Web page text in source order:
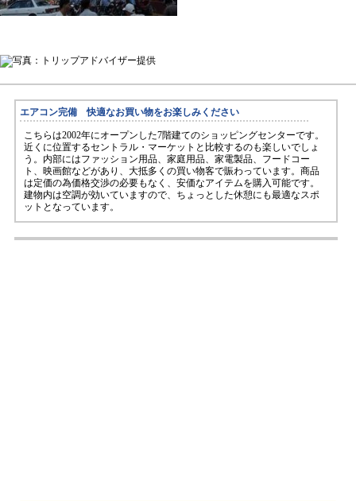
エアコン完備 快適なお買い物をお楽しみください
こちらは2002年にオープンした7階建てのショッピングセンターです。
近くに位置するセントラル・マーケットと比較するのも楽しいでしょ
う。内部にはファッション用品、家庭用品、家電製品、フードコー
ト、映画館などがあり、大抵多くの買い物客で賑わっています。商品
は定価の為価格交渉の必要もなく、安価なアイテムを購入可能です。
建物内は空調が効いていますので、ちょっとした休憩にも最適なスポ
ットとなっています。